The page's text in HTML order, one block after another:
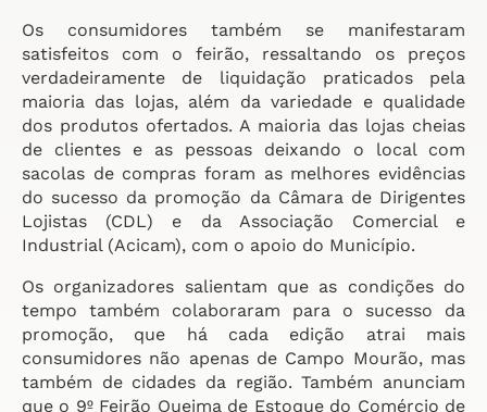
Os consumidores também se manifestaram
satisfeitos com o feirão, ressaltando os preços
verdadeiramente de liquidação praticados pela
maioria das lojas, além da variedade e qualidade
dos produtos ofertados. A maioria das lojas cheias
de clientes e as pessoas deixando o local com
sacolas de compras foram as melhores evidências
do sucesso da promoção da Câmara de Dirigentes
Lojistas (CDL) e da Associação Comercial e
Industrial (Acicam), com o apoio do Município.
Os organizadores salientam que as condições do
tempo também colaboraram para o sucesso da
promoção, que há cada edição atrai mais
consumidores não apenas de Campo Mourão, mas
também de cidades da região. Também anunciam
que o 9º Feirão Queima de Estoque do Comércio de